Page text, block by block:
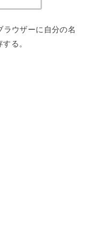
ラウザーに自分の名
る。